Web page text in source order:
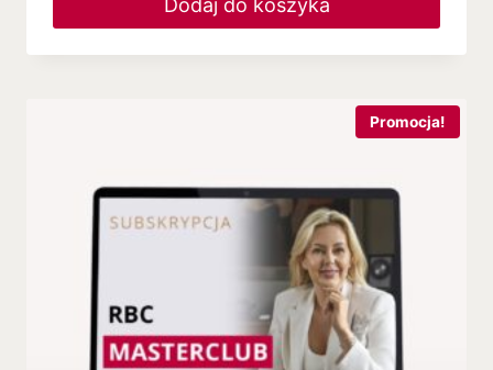
Dodaj do koszyka
Promocja!